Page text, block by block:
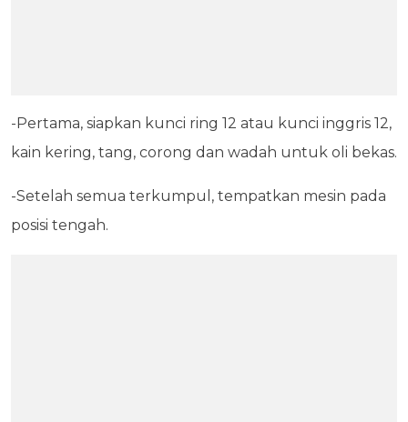
-Pertama, siapkan kunci ring 12 atau kunci inggris 12,
kain kering, tang, corong dan wadah untuk oli bekas.
-Setelah semua terkumpul, tempatkan mesin pada
posisi tengah.